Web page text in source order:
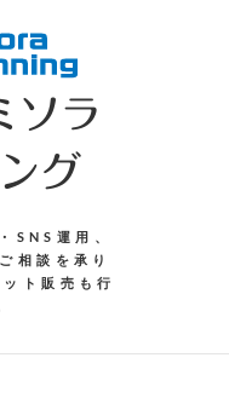
ソラ
グ
SNS運用、
相談を承り
ト販売も行